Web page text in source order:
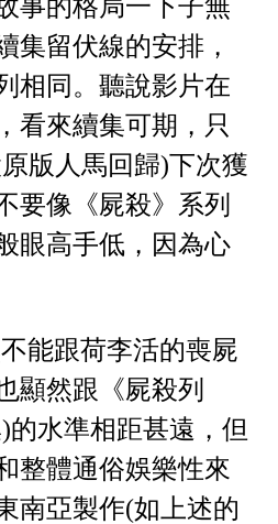
事的格局一下子無
集留伏線的安排，
相同。聽說影片在
看來續集可期，只
版人馬回歸)下次獲
要像《屍殺》系列
眼高手低，因為心
能跟荷李活的喪屍
顯然跟《屍殺列
水準相距甚遠，但
整體通俗娛樂性來
南亞製作(如上述的